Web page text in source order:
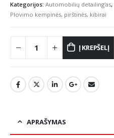
Kategorijos: Automobilių detailing'as,
Plovimo kempinės, pirštinės, kibirai
Į KREPŠELĮ
APRAŠYMAS